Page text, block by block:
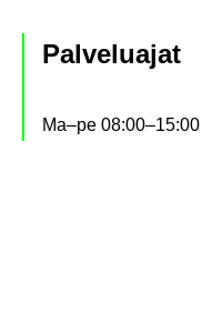
Pal­ve­lua­jat
Ma–pe 08:00–15:00